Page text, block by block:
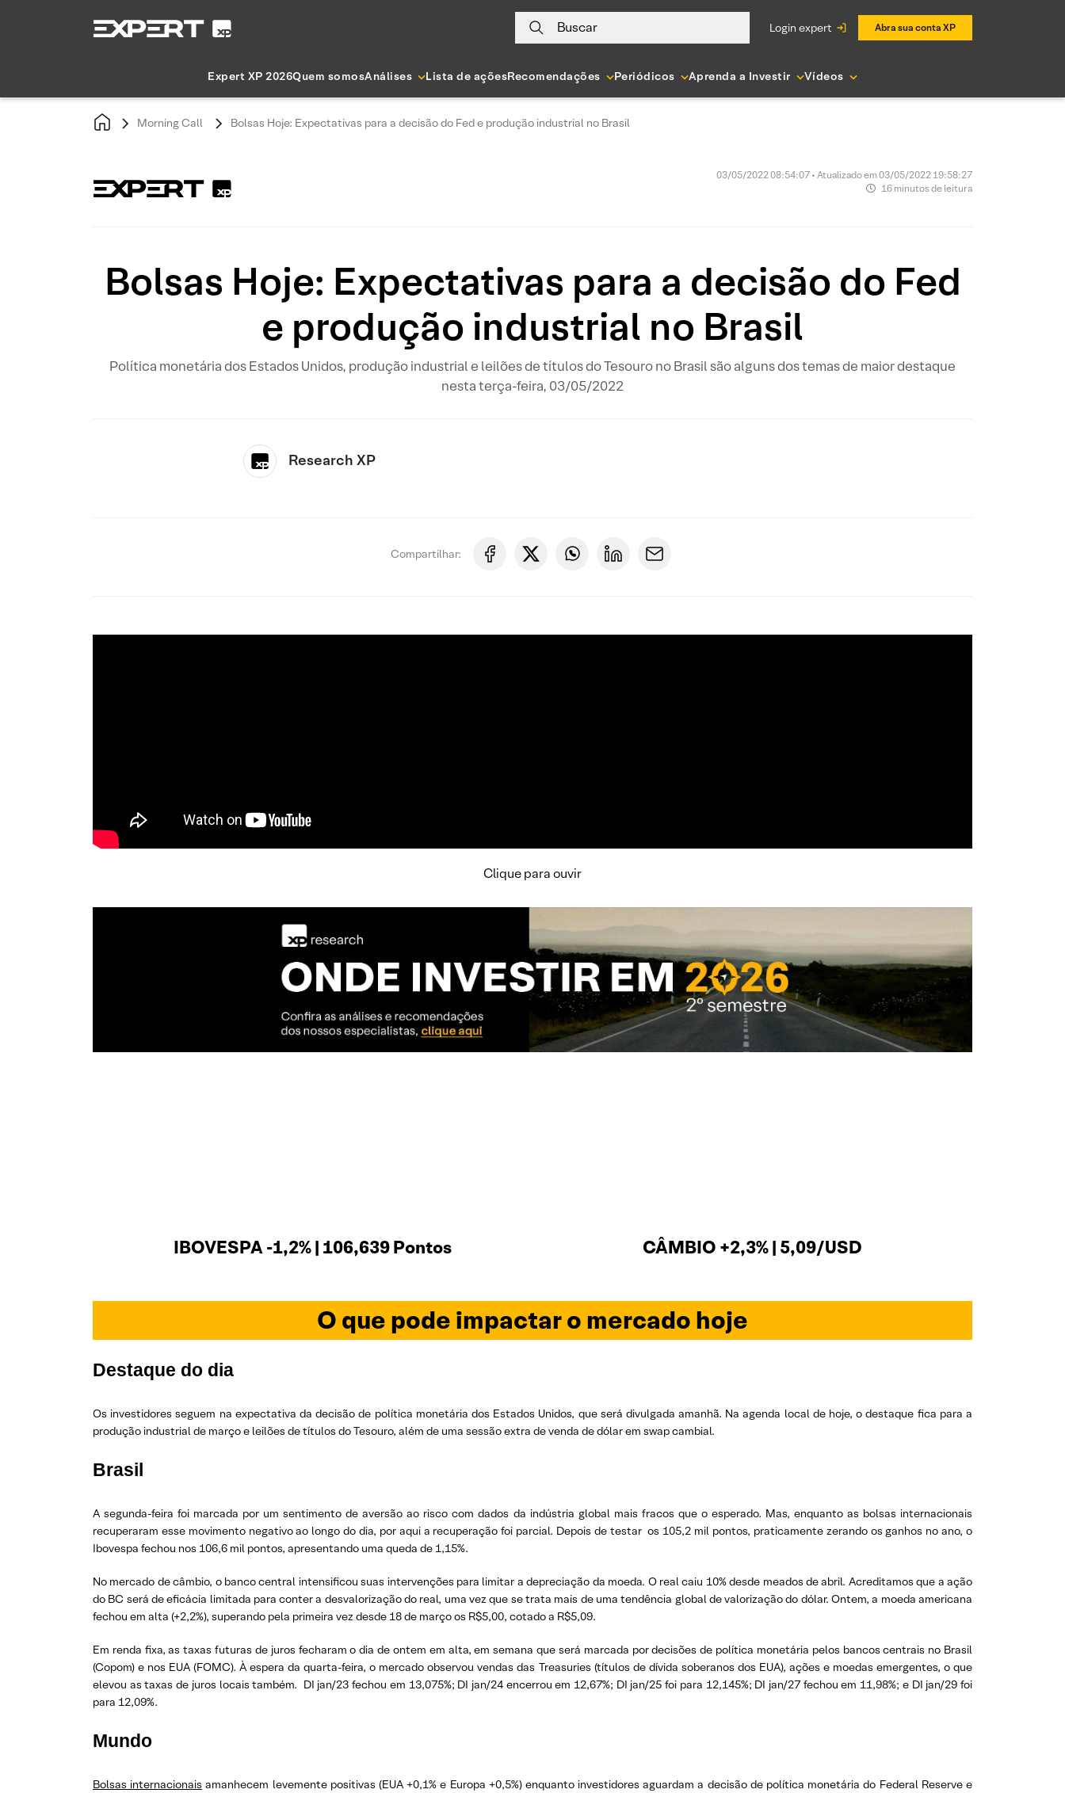
Buscar login expert Abra sua conta XP
Expert XP 2026Quem somosAnálises Lista de açõesRecomendações Periódicos Aprenda a Investir Vídeos
Morning Call Bolsas Hoje: Expectativas para a decisão do Fed e produção industrial no Brasil
03/05/2022 08:54:07 • Atualizado em 03/05/2022 19:58:27
16 minutos de leitura
Bolsas Hoje: Expectativas para a decisão do Fed
e produção industrial no Brasil
Política monetária dos Estados Unidos, produção industrial e leilões de títulos do Tesouro no Brasil são alguns dos temas de maior destaque
nesta terça-feira, 03/05/2022
Research XP
Compartilhar:
Clique para ouvir
IBOVESPA -1,2% | 106,639 Pontos CÂMBIO +2,3% | 5,09/USD
O que pode impactar o mercado hoje
Destaque do dia
Os investidores seguem na expectativa da decisão de política monetária dos Estados Unidos, que será divulgada amanhã. Na agenda local de hoje, o destaque fica para a
produção industrial de março e leilões de títulos do Tesouro, além de uma sessão extra de venda de dólar em swap cambial.
Brasil
A segunda-feira foi marcada por um sentimento de aversão ao risco com dados da indústria global mais fracos que o esperado. Mas, enquanto as bolsas internacionais
recuperaram esse movimento negativo ao longo do dia, por aqui a recuperação foi parcial. Depois de testar os 105,2 mil pontos, praticamente zerando os ganhos no ano, o
Ibovespa fechou nos 106,6 mil pontos, apresentando uma queda de 1,15%.
No mercado de câmbio, o banco central intensificou suas intervenções para limitar a depreciação da moeda. O real caiu 10% desde meados de abril. Acreditamos que a ação
do BC será de eficácia limitada para conter a desvalorização do real, uma vez que se trata mais de uma tendência global de valorização do dólar. Ontem, a moeda americana
fechou em alta (+2,2%), superando pela primeira vez desde 18 de março os R$5,00, cotado a R$5,09.
Em renda fixa, as taxas futuras de juros fecharam o dia de ontem em alta, em semana que será marcada por decisões de política monetária pelos bancos centrais no Brasil
(Copom) e nos EUA (FOMC). À espera da quarta-feira, o mercado observou vendas das Treasuries (títulos de dívida soberanos dos EUA), ações e moedas emergentes, o que
elevou as taxas de juros locais também. DI jan/23 fechou em 13,075%; DI jan/24 encerrou em 12,67%; DI jan/25 foi para 12,145%; DI jan/27 fechou em 11,98%; e DI jan/29 foi
para 12,09%.
Mundo
Bolsas internacionais amanhecem levemente positivas (EUA +0,1% e Europa +0,5%) enquanto investidores aguardam a decisão de política monetária do Federal Reserve e